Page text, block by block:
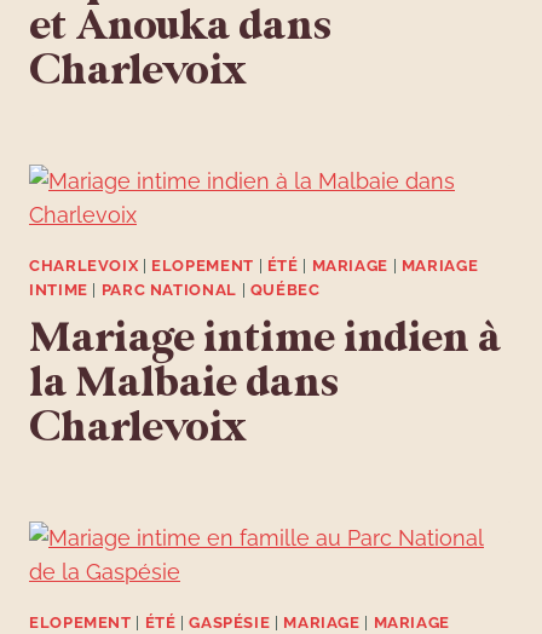
et Anouka dans
Charlevoix
CHARLEVOIX| ELOPEMENT ÉTÉ MARIAGE
MARIAGE
INTIME
PARC NATIONAL QUÉBEC
Mariage intime indien à
la Malbaie dans
Charlevoix
ELOPEMENT ÉTÉ |GASPÉSIE MARIAGE
MARIAGE